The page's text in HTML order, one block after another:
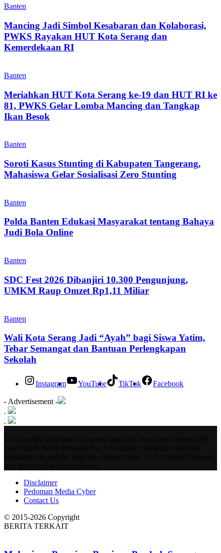
Banten
Mancing Jadi Simbol Kesabaran dan Kolaborasi,
PWKS Rayakan HUT Kota Serang dan
Kemerdekaan RI
Banten
Meriahkan HUT Kota Serang ke-19 dan HUT RI ke
81, PWKS Gelar Lomba Mancing dan Tangkap
Ikan Besok
Banten
Soroti Kasus Stunting di Kabupaten Tangerang,
Mahasiswa Gelar Sosialisasi Zero Stunting
Banten
Polda Banten Edukasi Masyarakat tentang Bahaya
Judi Bola Online
Banten
SDC Fest 2026 Dibanjiri 10.300 Pengunjung,
UMKM Raup Omzet Rp1,11 Miliar
Banten
Wali Kota Serang Jadi “Ayah” bagi Siswa Yatim,
Tebar Semangat dan Bantuan Perlengkapan
Sekolah
Instagram YouTube TikTok Facebook
- Advertisement -
.
.
Disclaimer
Pedoman Media Cyber
Contact Us
© 2015-2026 Copyright
BERITA TERKAIT